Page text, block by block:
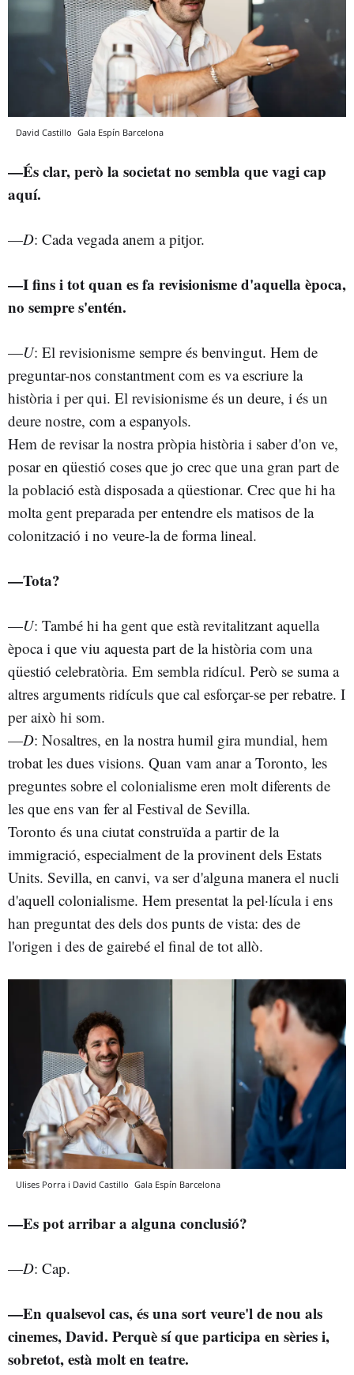
David Castillo Gala Espín Barcelona
—És clar, però la societat no sembla que vagi cap
aquí.
—D: Cada vegada anem a pitjor.
—I fins i tot quan es fa revisionisme d'aquella època,
no sempre s'entén.
—U: El revisionisme sempre és benvingut. Hem de
preguntar-nos constantment com es va escriure la
història i per qui. El revisionisme és un deure, i és un
deure nostre, com a espanyols.
Hem de revisar la nostra pròpia història i saber d'on ve,
posar en qüestió coses que jo crec que una gran part de
la població està disposada a qüestionar. Crec que hi ha
molta gent preparada per entendre els matisos de la
colonització i no veure-la de forma lineal.
—Tota?
—U: També hi ha gent que està revitalitzant aquella
època i que viu aquesta part de la història com una
qüestió celebratòria. Em sembla ridícul. Però se suma a
altres arguments ridículs que cal esforçar-se per rebatre. I
per això hi som.
—D: Nosaltres, en la nostra humil gira mundial, hem
trobat les dues visions. Quan vam anar a Toronto, les
preguntes sobre el colonialisme eren molt diferents de
les que ens van fer al Festival de Sevilla.
Toronto és una ciutat construïda a partir de la
immigració, especialment de la provinent dels Estats
Units. Sevilla, en canvi, va ser d'alguna manera el nucli
d'aquell colonialisme. Hem presentat la pel·lícula i ens
han preguntat des dels dos punts de vista: des de
l'origen i des de gairebé el final de tot allò.
Ulises Porra i David Castillo Gala Espín Barcelona
—Es pot arribar a alguna conclusió?
—D: Cap.
—En qualsevol cas, és una sort veure'l de nou als
cinemes, David. Perquè sí que participa en sèries i,
sobretot, està molt en teatre.